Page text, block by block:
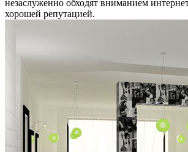
незаслуженно обходят вниманием
хорошей репутацией.